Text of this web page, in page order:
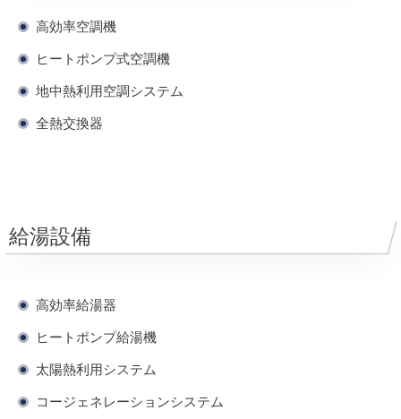
高効率空調機
ヒートポンプ式空調機
地中熱利用空調システム
全熱交換器
給湯設備
高効率給湯器
ヒートポンプ給湯機
太陽熱利用システム
コージェネレーションシステム